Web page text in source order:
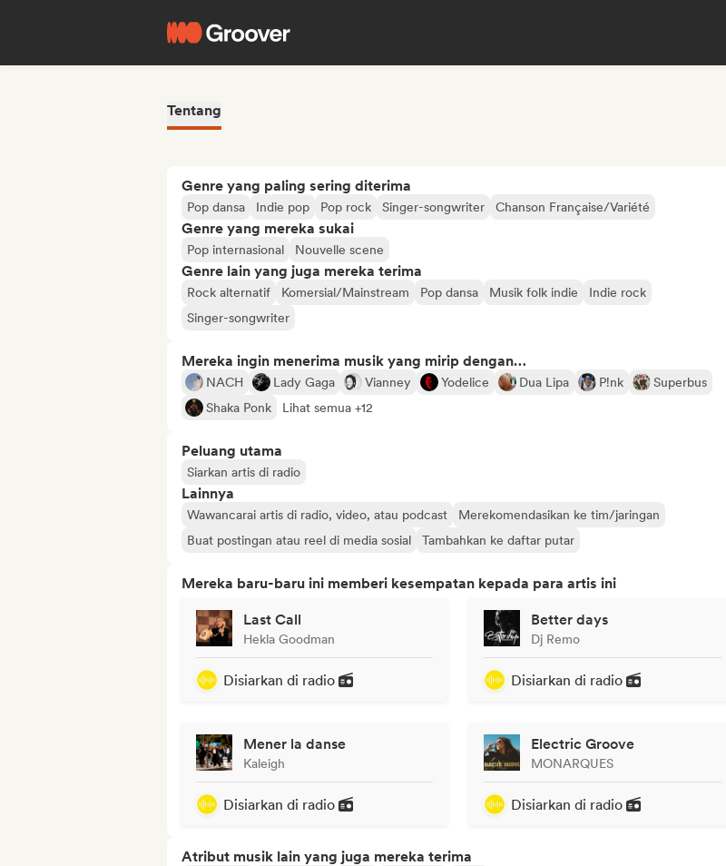
Tentang
Genre yang paling sering diterima
Pop dansa Indie pop Pop rock Singer-songwriter Chanson Française/Variété
Genre yang mereka sukai
Pop internasional Nouvelle scene
Genre lain yang juga mereka terima
Rock alternatif Komersial/Mainstream Pop dansa Musik folk indie
Indie rock
Singer-songwriter
Mereka ingin menerima musik yang mirip dengan…
NACH Lady Gaga Vianney Yodelice Dua Lipa P!nk
Superbus
Shaka Ponk
Lihat semua +12
Peluang utama
Siarkan artis di radio
Lainnya
Wawancarai artis di radio, video, atau podcast
Merekomendasikan ke tim/jaringan
Buat postingan atau reel di media sosial
Tambahkan ke daftar putar
Mereka baru-baru ini memberi kesempatan kepada para artis ini
Last Call
Hekla Goodman
Disiarkan di radio
Better days
Dj Remo
Disiarkan di radio
Mener la danse
Kaleigh
Disiarkan di radio
Electric Groove
MONARQUES
Disiarkan di radio
Atribut musik lain yang juga mereka terima